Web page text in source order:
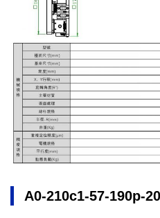
A0-210c1-57-190p-